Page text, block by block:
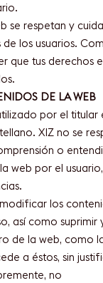
se respetan y
de los usuarios.
que tus derechos
DE LA WEB
por el titular
XIZ no se
o
web por el
los
así como suprimir
de la web, como
a éstos, sin
no